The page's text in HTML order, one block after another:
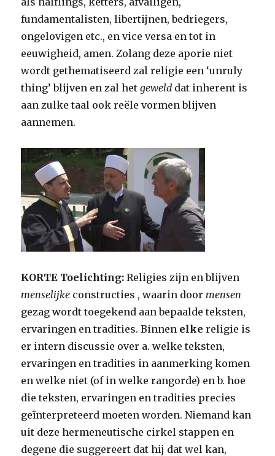
fundamentalisten, libertijnen, bedriegers,
ongelovigen etc., en vice versa en tot in
eeuwigheid, amen. Zolang deze aporie niet
wordt gethematiseerd zal religie een ‘unruly
thing’ blijven en zal hetgeweld dat inherent is
aan zulke taal ook reële vormen blijven
aannemen.
KORTE Toelichting:Religies zijn en blijven
menselijke constructies , waarin doormensen
gezag wordt toegekend aan bepaalde teksten,
ervaringen en tradities. Binnen elke religie is
er intern discussie over a. welke teksten,
ervaringen en tradities in aanmerking komen
en welke niet (of in welke rangorde) en b. hoe
die teksten, ervaringen en tradities precies
geïnterpreteerd moeten worden. Niemand kan
uit deze hermeneutische cirkel stappen en
degene die suggereert dat hij dat wel kan,